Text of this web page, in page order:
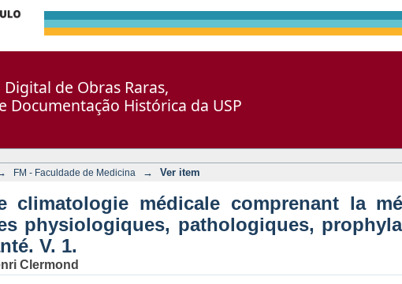
de Obras Raras,
Documentação Histórica da USP
médicale comprenant la
pathologiques, prophylactiques et
FM - Faculdade de Medicina → Ver item
climatologie médicale comprenant la
physiologiques, pathologiques,
V. 1.
Clermond